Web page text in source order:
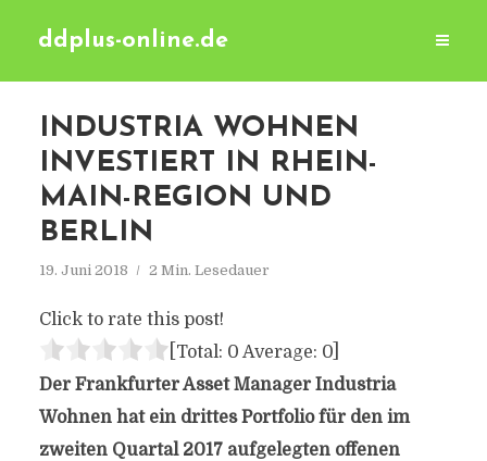
ddplus-online.de
INDUSTRIA WOHNEN
INVESTIERT IN RHEIN-
MAIN-REGION UND
BERLIN
19. Juni 2018 2 Min. Lesedauer
Click to rate this post!
[Total: 0 Average: 0]
Der Frankfurter Asset Manager Industria
Wohnen hat ein drittes Portfolio für den im
zweiten Quartal 2017 aufgelegten offenen